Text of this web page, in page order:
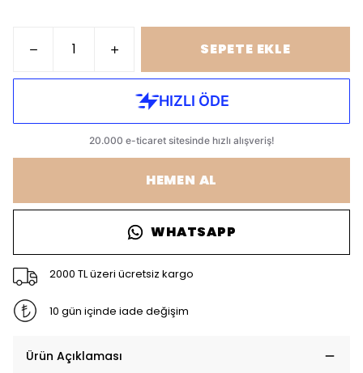
SEPETE EKLE
HEMEN AL
WHATSAPP
2000 TL üzeri ücretsiz kargo
10 gün içinde iade değişim
Ürün Açıklaması